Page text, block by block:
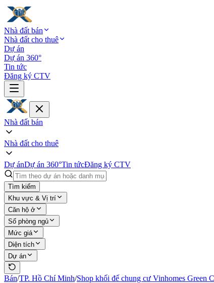
Nhà đất bán
Nhà đất cho thuê
Dự án
Dự án 360°
Tin tức
Đăng ký CTV
Nhà đất bán
Nhà đất cho thuê
Dự ánDự án 360°Tin tứcĐăng ký CTV
Tìm kiếm
Khu vực & Vị trí
Căn hộ ở
Số phòng ngủ
Mức giá
Diện tích
Dự án
Bán/TP. Hồ Chí Minh/Shop khối đế chung cư Vinhomes Green